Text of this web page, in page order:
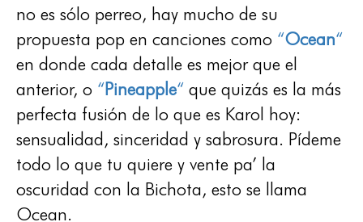
no es sólo perreo, hay mucho de su
propuesta pop en canciones como “Ocean“
en donde cada detalle es mejor que el
anterior, o “Pineapple“ que quizás es la más
perfecta fusión de lo que es Karol hoy:
sensualidad, sinceridad y sabrosura. Pídeme
todo lo que tu quiere y vente pa’ la
oscuridad con la Bichota, esto se llama
Ocean.